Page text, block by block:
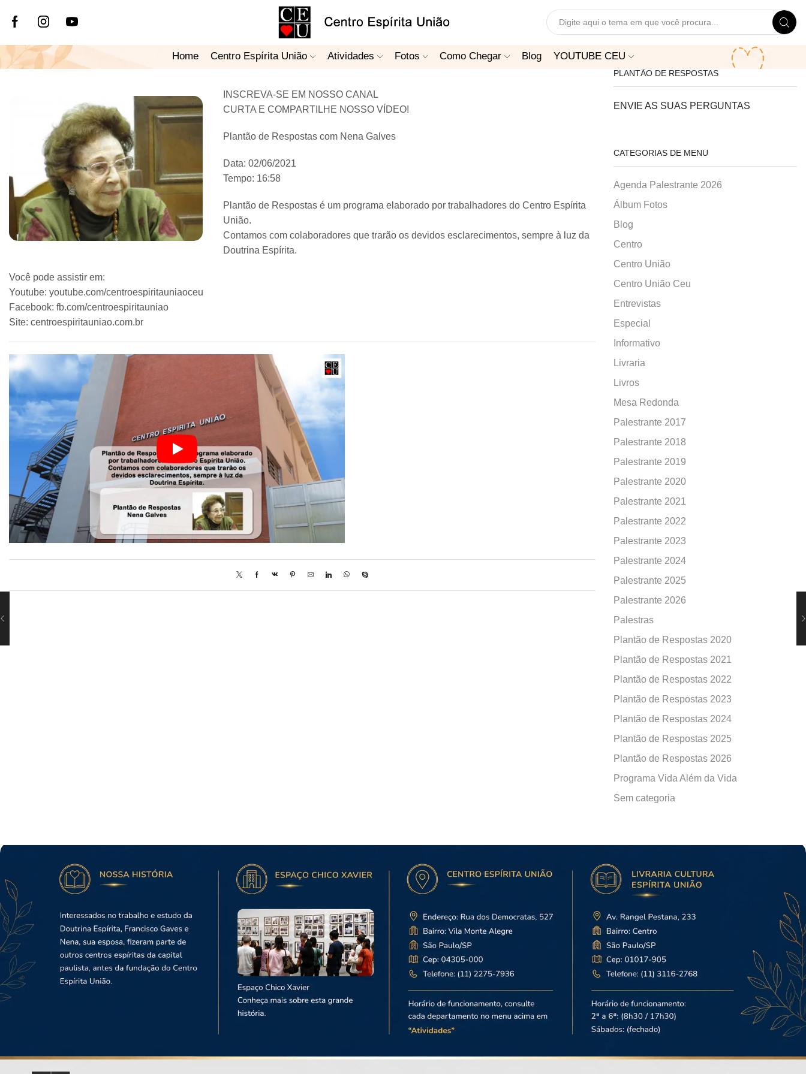
Search
Home Centro Espírita União Atividades Fotos Como Chegar Blog YOUTUBE CEU
INSCREVA-SE EM NOSSO CANAL
CURTA E COMPARTILHE NOSSO VÍDEO!
Plantão de Respostas com Nena Galves
Data: 02/06/2021
Tempo: 16:58
Plantão de Respostas é um programa elaborado por trabalhadores do Centro Espírita
União.
Contamos com colaboradores que trarão os devidos esclarecimentos, sempre à luz da
Doutrina Espírita.
Você pode assistir em:
Youtube: youtube.com/centroespiritauniaoceu
Facebook: fb.com/centroespiritauniao
Site: centroespiritauniao.com.br
PLANTÃO DE RESPOSTAS
ENVIE AS SUAS PERGUNTAS
CATEGORIAS DE MENU
Agenda Palestrante 2026
Álbum Fotos
Blog
Centro
Centro União
Centro União Ceu
Entrevistas
Especial
Informativo
Livraria
Livros
Mesa Redonda
Palestrante 2017
Palestrante 2018
Palestrante 2019
Palestrante 2020
Palestrante 2021
Palestrante 2022
Palestrante 2023
Palestrante 2024
Palestrante 2025
Palestrante 2026
Palestras
Plantão de Respostas 2020
Plantão de Respostas 2021
Plantão de Respostas 2022
Plantão de Respostas 2023
Plantão de Respostas 2024
Plantão de Respostas 2025
Plantão de Respostas 2026
Programa Vida Além da Vida
Sem categoria